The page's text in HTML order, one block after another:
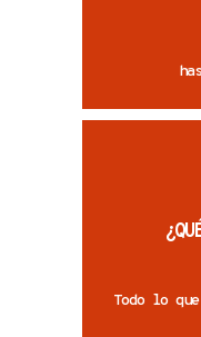
Todo lo